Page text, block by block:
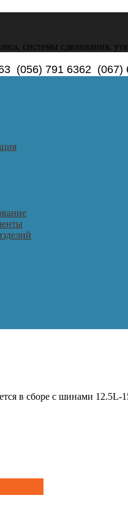
системы сдваивания,
(056) 791 6362
в сборе с шинами 12.5L-